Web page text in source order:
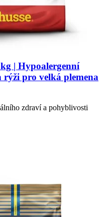
| Hypoalergenní
rýži pro velká plemena
zdraví a pohyblivosti